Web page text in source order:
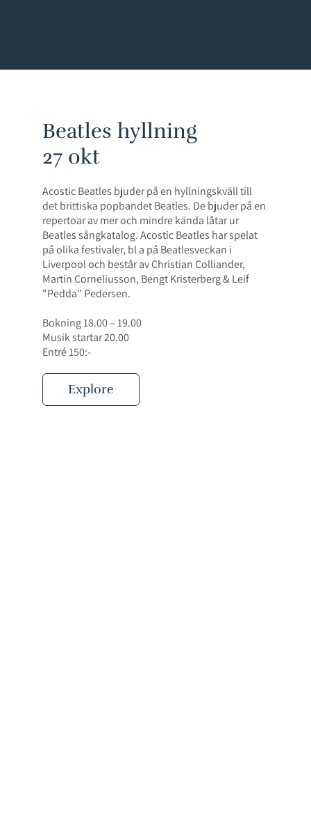
Beatles hyllning
27 okt
Acostic Beatles bjuder på en hyllningskväll till
det brittiska popbandet Beatles. De bjuder på en
repertoar av mer och mindre kända låtar ur
Beatles sångkatalog. Acostic Beatles har spelat
på olika festivaler, bl a på Beatlesveckan i
Liverpool och består av Christian Colliander,
Martin Corneliusson, Bengt Kristerberg & Leif
"Pedda" Pedersen.
Bokning 18.00 – 19.00
Musik startar 20.00
Entré 150:-
Explore